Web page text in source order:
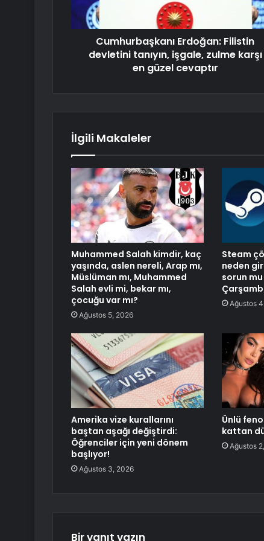
Cumhurbaşkanı Erdoğan: Filistin
devletini tanıyın, işgale, zulme karşı
en güzel cevaptır
İlgili Makaleler
Muhammed Salah kimdir, kaç
yaşında, aslen nereli, Arap mı,
Müslüman mı, Muhammed
Salah evli mi, bekar mı,
çocuğu var mı?
Ağustos 5, 2026
Steam
neden
sorun
Ağustos
Amerika vize kurallarını
baştan aşağı değiştirdi:
Öğrenciler için yeni dönem
başlıyor!
Ağustos 3, 2026
Ünlü
kattan
Ağustos
Bir yanıt yazın